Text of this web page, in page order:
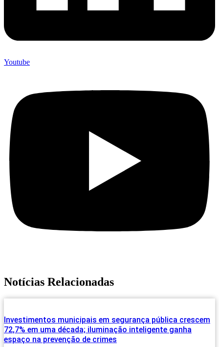
Youtube
Notícias Relacionadas
Investimentos municipais em segurança pública crescem
72,7% em uma década; iluminação inteligente ganha
espaço na prevenção de crimes